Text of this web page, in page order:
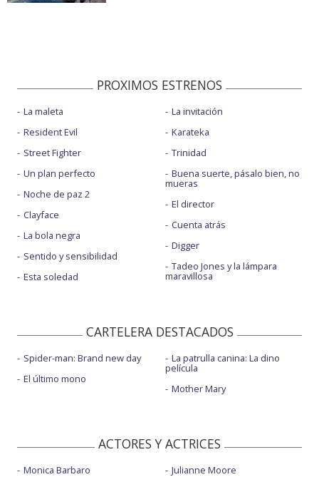
PROXIMOS ESTRENOS
La maleta
Resident Evil
Street Fighter
Un plan perfecto
Noche de paz 2
Clayface
La bola negra
Sentido y sensibilidad
Esta soledad
La invitación
Karateka
Trinidad
Buena suerte, pásalo bien, no
mueras
El director
Cuenta atrás
Digger
Tadeo Jones y la lámpara
maravillosa
CARTELERA DESTACADOS
Spider-man: Brand new day
El último mono
La patrulla canina: La dino
película
Mother Mary
ACTORES Y ACTRICES
Monica Barbaro
Julianne Moore